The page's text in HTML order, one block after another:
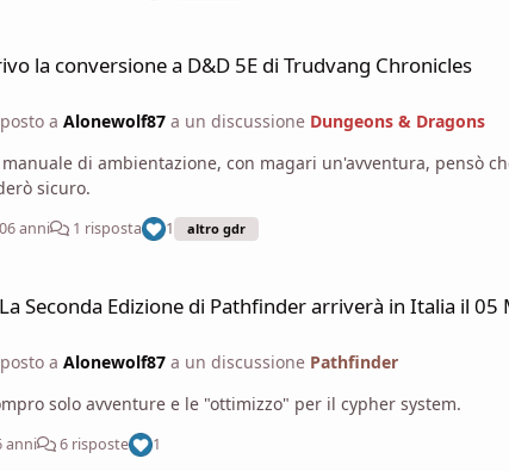
la conversione a D&D 5E di Trudvang Chronicles
a Alonewolf87a un discussione Dungeons & Dragons
ambientazione, con magari un'avventura, pensò che questa volta lo prenderà. mi interessa
sicuro.
6 anni 1 risposta 1 altro gdr
La Seconda Edizione di Pathfinder arriverà in Italia il 05
a Alonewolf87a un discussione Pathfinder
solo avventure e le "ottimizzo" per il cypher system.
anni 6 risposte 1